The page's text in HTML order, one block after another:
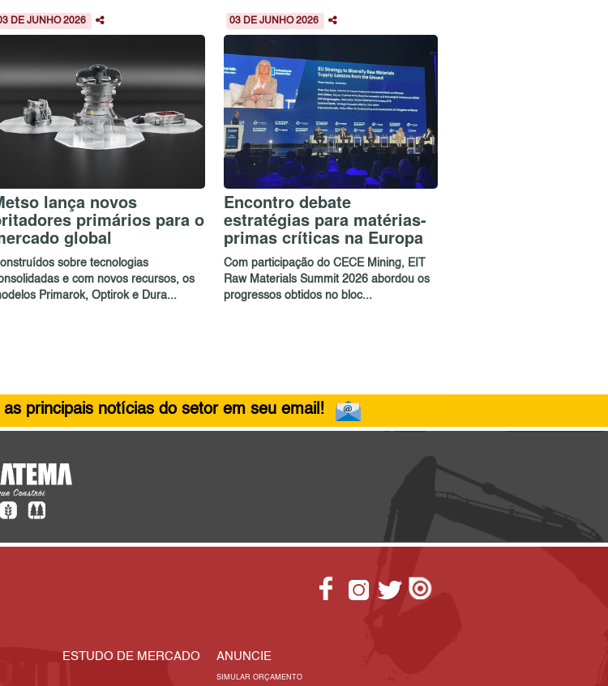
DE JUNHO 2026
lança novos
primários para o
global
sobre tecnologias
e com novos recursos, os
Primarok, Optirok e Dura...
03 DE JUNHO 2026
Encontro debate
estratégias para matérias-
primas críticas na Europa
Com participação do CECE Mining, EIT
Raw Materials Summit 2026 abordou os
progressos obtidos no bloc...
principais notícias do setor em seu email!
ESTUDO DE MERCADO ANUNCIE
SIMULAR ORÇAMENTO